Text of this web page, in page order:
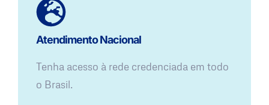
Atendimento Nacional
Tenha acesso à rede credenciada em todo
o Brasil.